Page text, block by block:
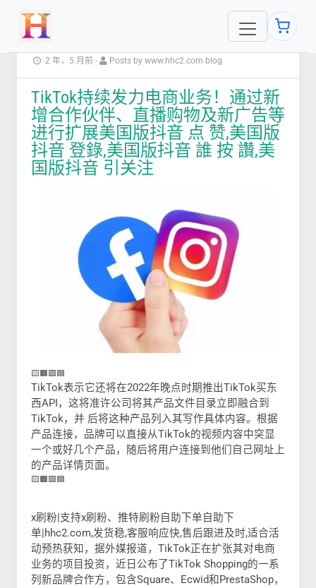
2 年，5 月前 - Posts by www.hhc2.com blog
TikTok持续发力电商业务！通过新
增合作伙伴、直播购物及新广告等
进行扩展美国版抖音 点 赞,美国版
抖音 登錄,美国版抖音 誰 按 讚,美
国版抖音 引关注
🟨🟧🟩🟦
TikTok表示它还将在2022年晚点时期推出TikTok买东
西API，这将准许公司将其产品文件目录立即融合到
TikTok，并 后将这种产品列入其写作具体内容。根据
产品连接，品牌可以直接从TikTok的视频内容中突显
一个或好几个产品，随后将用户连接到他们自己网址上
的产品详情页面。
🟨🟧🟩🟦
x刷粉|支持x刷粉、推特刷粉自助下单自助下
单|hhc2.com,发货稳,客服响应快,售后跟进及时,适合活
动预热获知，据外媒报道，TikTok正在扩张其对电商
业务的项目投资，近日公布了TikTok Shopping的一系
列新品牌合作方，包含Square、Ecwid和PrestaShop，